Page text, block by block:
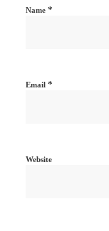
Name *
Email *
Website